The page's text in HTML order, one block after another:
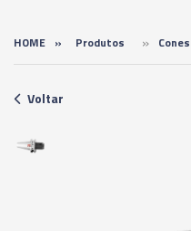
HOME » Produtos » Cones
Voltar